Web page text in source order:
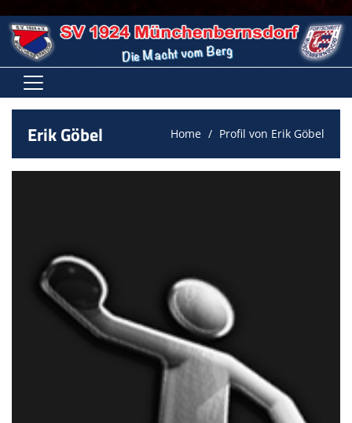
VEREIN
KONTAKTFORMULAR
FANSHOP
3. SOMMERNACHTSLAUF
Erik Göbel Home Profil von Erik Göbel